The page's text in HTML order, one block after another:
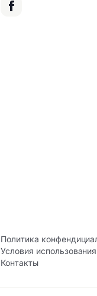
Политика
Условия
Контакты